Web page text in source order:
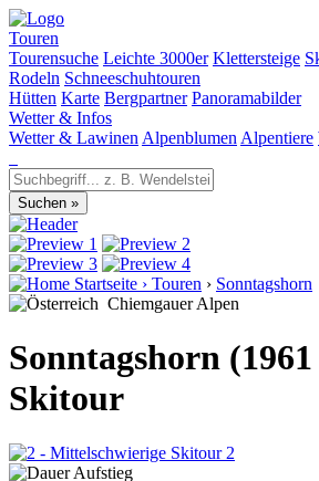
Touren
Tourensuche Leichte 3000er Klettersteige
Rodeln Schneeschuhtouren
Hütten Karte Bergpartner Panoramabilder
Wetter & Infos
Wetter & Lawinen Alpenblumen Alpentiere
Startseite › Touren › Sonntagshorn
Chiemgauer Alpen
Sonntagshorn
Skitour
2